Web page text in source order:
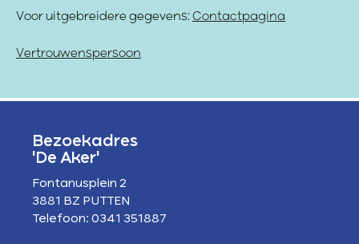
Voor uitgebreidere gegevens: Contactpagina
Vertrouwenspersoon
Bezoekadres
'De Aker'
Fontanusplein 2
3881 BZ PUTTEN
Telefoon: 0341 351887